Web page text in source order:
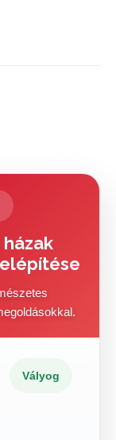
Vályog